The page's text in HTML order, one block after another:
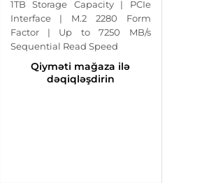
1TB Storage Capacity | PCIe
Interface | M.2 2280 Form
Factor | Up to 7250 MB/s
Sequential Read Speed
Qiyməti mağaza ilə
dəqiqləşdirin